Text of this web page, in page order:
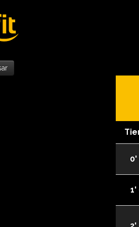
0'
1'